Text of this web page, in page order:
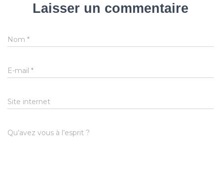
Laisser un commentaire
Nom *
E-mail *
Site internet
Qu’avez vous à l’esprit ?